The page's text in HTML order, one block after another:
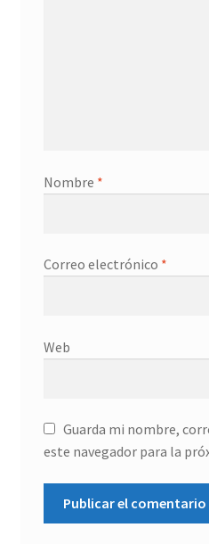
Nombre *
Correo electrónico *
Web
Guarda mi nombre,
este navegador para la